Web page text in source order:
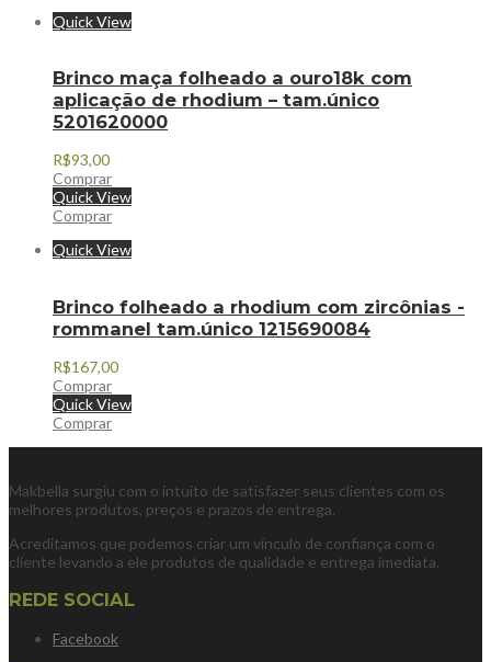
Quick View
Brinco maça folheado a ouro18k com
aplicação de rhodium – tam.único
5201620000
R$93,00
Comprar
Quick View
Comprar
Quick View
Brinco folheado a rhodium com zircônias -
rommanel tam.único 1215690084
R$167,00
Comprar
Quick View
Comprar
Makbella surgiu com o intuito de satisfazer seus clientes com os
melhores produtos, preços e prazos de entrega.
Acreditamos que podemos criar um vínculo de confiança com o
cliente levando a ele produtos de qualidade e entrega imediata.
REDE SOCIAL
Facebook